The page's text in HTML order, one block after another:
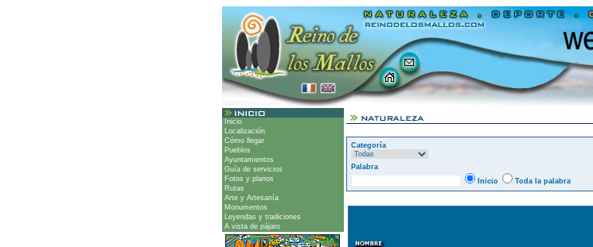
Inicio
Localización
Cómo llegar
Pueblos
Ayuntamientos
Guía de servicios
Fotos y planos
Rutas
Arte y Artesanía
Monumentos
Leyendas y tradiciones
A vista de pájaro
Categoría
Palabra
Inicio
Toda la palabra